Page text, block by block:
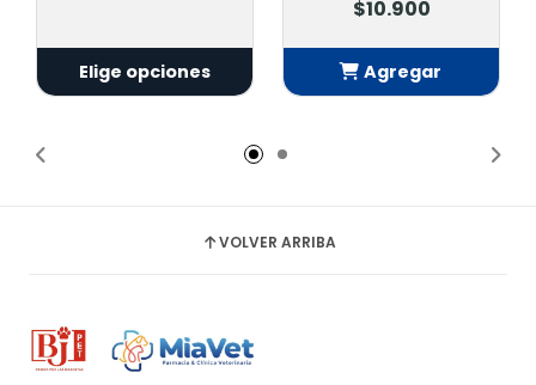
Agregar
Elige opciones
VOLVER ARRIBA